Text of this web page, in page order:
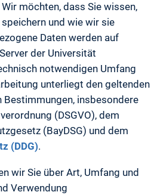
möchten, dass Sie wissen,
und wie wir sie
Daten werden auf
der Universität
notwendigen Umfang
unterliegt den geltenden
insbesondere
(DSGVO), dem
(BayDSG) und dem
(DDG).
wir Sie über Art, Umfang und
Verwendung